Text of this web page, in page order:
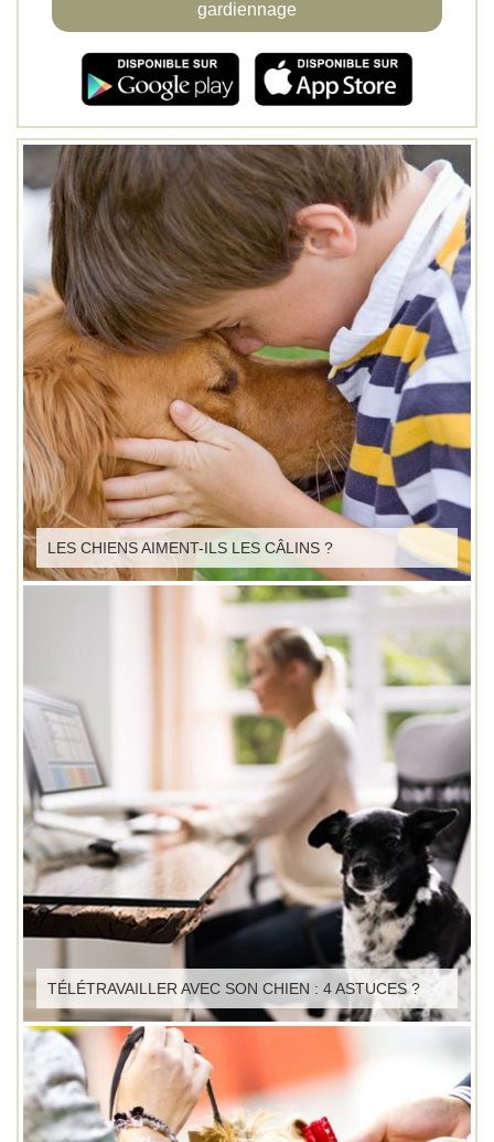
gardiennage
LES CHIENS AIMENT-ILS LES CÂLINS ?
TÉLÉTRAVAILLER AVEC SON CHIEN : 4 ASTUCES ?